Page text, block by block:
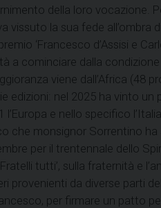
della loro
la sua fede
‘Francesco d’Assisi e
a cominciare dalla
viene dall’Africa (48
nel 2025 ha vinto un
l’Europa e nello specifico
che monsignor Sorrentino
per il trentennale dello
tutti’, sulla fraternità e
da diverse parti
per firmare un patto